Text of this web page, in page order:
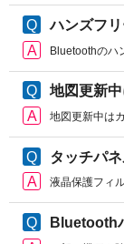
ハンズフ
Bluetoothのハ
地図更新
地図更新中は
タッチパ
液晶保護フィ
Bluetooth